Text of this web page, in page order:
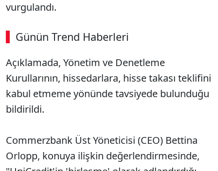
vurgulandı.
Günün Trend Haberleri
00:03 / 08:06
Açıklamada, Yönetim ve Denetleme
Kurullarının, hissedarlara, hisse takası teklifini
kabul etmeme yönünde tavsiyede bulunduğu
bildirildi.
Commerzbank Üst Yöneticisi (CEO) Bettina
Orlopp, konuya ilişkin değerlendirmesinde,